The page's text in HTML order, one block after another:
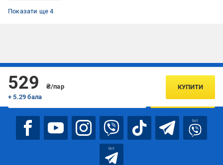
Товари для плавання
Шльопанці Gemelli
Чоловічі шльопанці
Літні шльопанці
Показати ще 4
529
₴/пар
+ 5.29 бала
КУПИТИ
Підписуйтесь, щоб дізнаватись першим про акції та пропозиції
ПІДПИСАТИСЯ
bot
bot